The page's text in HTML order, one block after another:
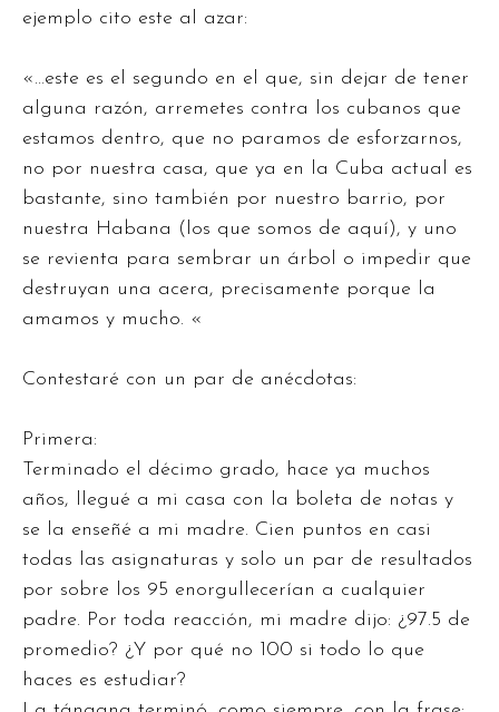
ejemplo cito este al azar:
«…este es el segundo en el que, sin dejar de tener
alguna razón, arremetes contra los cubanos que
estamos dentro, que no paramos de esforzarnos,
no por nuestra casa, que ya en la Cuba actual es
bastante, sino también por nuestro barrio, por
nuestra Habana (los que somos de aquí), y uno
se revienta para sembrar un árbol o impedir que
destruyan una acera, precisamente porque la
amamos y mucho. «
Contestaré con un par de anécdotas:
Primera:
Terminado el décimo grado, hace ya muchos
años, llegué a mi casa con la boleta de notas y
se la enseñé a mi madre. Cien puntos en casi
todas las asignaturas y solo un par de resultados
por sobre los 95 enorgullecerían a cualquier
padre. Por toda reacción, mi madre dijo: ¿97.5 de
promedio? ¿Y por qué no 100 si todo lo que
haces es estudiar?